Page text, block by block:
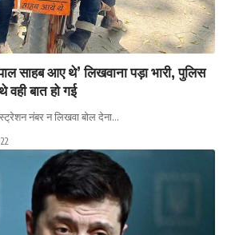
साहब आए थे’ लिखवाना पड़ा भारी, पुलिस
बात हो गई
नंबर न लिखवा बोल देना…